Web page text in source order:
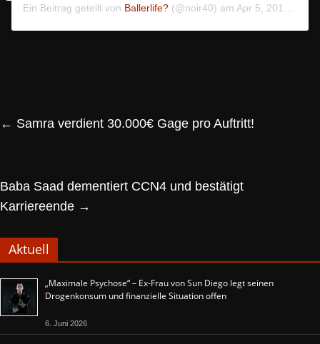
Ein Beitrag geteilt von Ballerlife? (@noir40) am Apr 5, 2019 um 3:56 PDT
← Samra verdient 30.000€ Gage pro Auftritt!
Baba Saad dementiert CCN4 und bestätigt
Karriereende →
Aktuell
„Maximale Psychose“ – Ex-Frau von Sun Diego legt seinen
Drogenkonsum und finanzielle Situation offen
6. Juni 2026